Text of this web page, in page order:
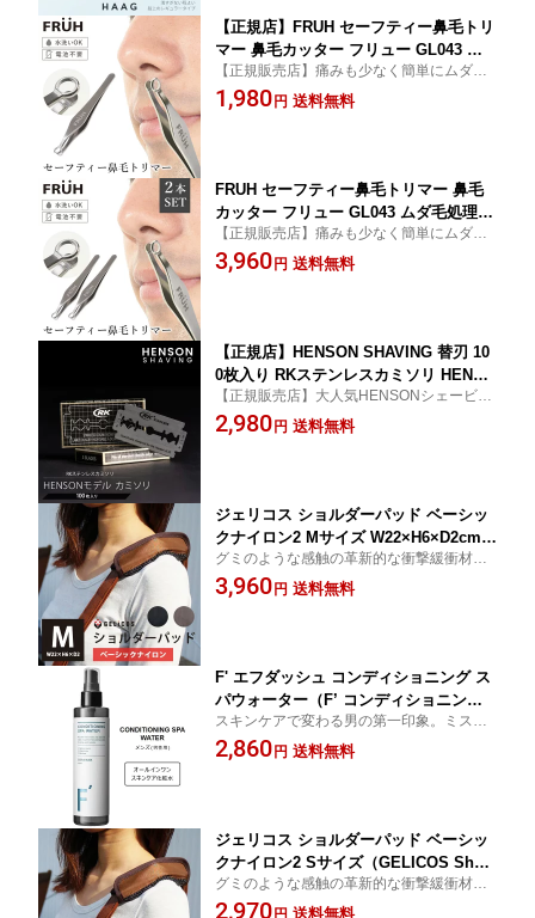
7】
【正規店】FRUH セーフティー鼻毛トリ
マー 鼻毛カッター フリュー GL043 ム
ダ毛処理（眉毛 耳毛 産毛 エチケットカ
ッター 手動 メンズ 男性用 先が丸い 安
【正規販売店】痛みも少なく簡単にムダ毛
の処理ができるトリマー。先端が丸く鼻・
耳の中にも使用可能。伸びた眉毛や産毛な
1,980 円 送料無料
FRUH セーフティー鼻毛トリマー 鼻毛
カッター フリュー GL043 ムダ毛処理 2
本セット（眉毛 耳毛 産毛 エチケットカ
ッター 手動 メンズ 男性用 先が丸い 安
【正規販売店】痛みも少なく簡単にムダ毛
の処理ができるトリマー。先端が丸く鼻・
耳の中にも使用可能。伸びた眉毛や産毛な
3,960 円 送料無料
【正規店】HENSON SHAVING 替刃 10
0枚入り RKステンレスカミソリ HENSO
Nモデル ヘンソン シェービング カミソ
リ 替え刃 両刃 一枚刃 クラシックスタ
【正規販売店】大人気HENSONシェービン
グのサイズに合わせて特別に製造されたカ
ミソリ。1枚あたり約29.8円とコスパ◎、H
2,980 円 送料無料
ジェリコス ショルダーパッド ベーシッ
クナイロン2 Mサイズ W22×H6×D2cm
（GELICOS Shoulder Pad ゼロスタイ
ル ジェルトロン テレビ 肩パッド 丈夫
グミのような感触の革新的な衝撃緩衝材
「ジェルトロン」を採用した、肩にやさし
いショルダーパット！【正規販売店】
3,960 円 送料無料
F' エフダッシュ コンディショニング ス
パウォーター（F’ コンディショニング
スパウォーター 200ml エフダッシュ 化
粧品 オールインワン 化粧水 美容 美肌
スキンケアで変わる男の第一印象。ミスト
で完結するオールインワン化粧水。
2,860 円 送料無料
ジェリコス ショルダーパッド ベーシッ
クナイロン2 Sサイズ（GELICOS Shou
lder Pad ゼロスタイル ジェルトロン テ
レビ 肩パッド 丈夫 柔らかい 体圧分
グミのような感触の革新的な衝撃緩衝材
「ジェルトロン」を採用した、肩にやさし
2,970 円 送料無料